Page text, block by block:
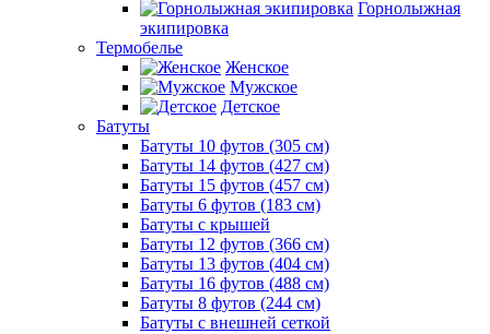
Горнолыжная
экипировка
Термобелье
Женское
Мужское
Детское
Батуты
Батуты 10 футов (305 см)
Батуты 14 футов (427 см)
Батуты 15 футов (457 см)
Батуты 6 футов (183 см)
Батуты с крышей
Батуты 12 футов (366 см)
Батуты 13 футов (404 см)
Батуты 16 футов (488 см)
Батуты 8 футов (244 см)
Батуты с внешней сеткой